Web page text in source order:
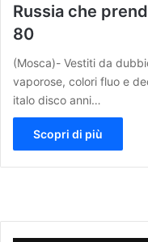
Russia che
80
(Mosca)- Vestiti da
vaporose, colori fluo e
italo disco anni…
Scopri di più